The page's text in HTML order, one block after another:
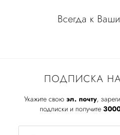
ПОДПИСКА
Укажите свою эл. почту,
подписки и получите
Всегда к